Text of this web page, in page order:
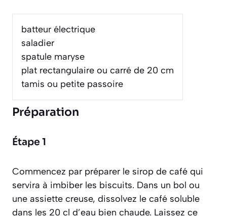
batteur électrique
saladier
spatule maryse
plat rectangulaire ou carré de 20 cm
tamis ou petite passoire
Préparation
Étape 1
Commencez par préparer le sirop de café qui
servira à imbiber les biscuits. Dans un bol ou
une assiette creuse, dissolvez le café soluble
dans les 20 cl d’eau bien chaude. Laissez ce